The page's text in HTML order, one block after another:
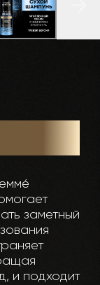
заметный
и подходит